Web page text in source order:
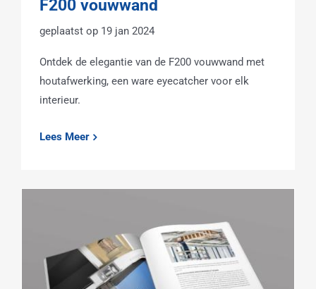
F200 vouwwand
19 jan 2024
Ontdek de elegantie van de F200 vouwwand met
houtafwerking, een ware eyecatcher voor elk
interieur.
Lees Meer